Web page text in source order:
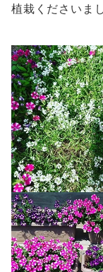
植栽くださいま